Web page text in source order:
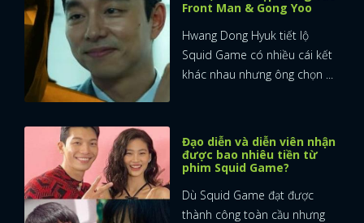
Front Man & Gong Yoo
Hwang Dong Hyuk tiết lộ
Squid Game có nhiều cái kết
khác nhau nhưng ông chọn ...
Đạo diễn và diễn viên nhận
được bao nhiêu tiền từ
phim Squid Game?
Dù Squid Game đạt được
thành công toàn cầu nhưng